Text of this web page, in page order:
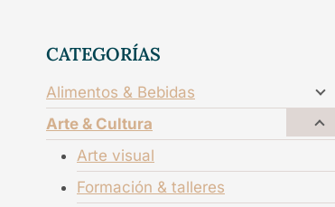
CATEGORÍAS
Alimentos & Bebidas
Arte & Cultura
Arte visual
Formación & talleres